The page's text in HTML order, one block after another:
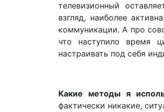
телевизионный
взгляд, наиболее
коммуникации. А про
что наступило время
настраивать под себя
Какие методы я
фактически никакие,